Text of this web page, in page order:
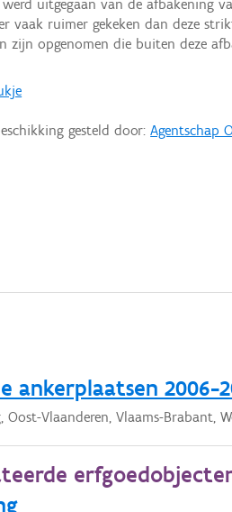
uitgegaan van de afbakening
vaak ruimer gekeken dan deze
zijn opgenomen die buiten deze
gesteld door:Agentschap
ankerplaatsen 2006-
Vlaanderen, Vlaams-Brabant,